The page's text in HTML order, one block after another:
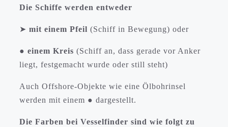
Die Schiffe werden entweder
➤ mit einem Pfeil (Schiff in Bewegung) oder
● einem Kreis (Schiff an, dass gerade vor Anker
liegt, festgemacht wurde oder still steht)
Auch Offshore-Objekte wie eine Ölbohrinsel
werden mit einem ● dargestellt.
Die Farben bei Vesselfinder sind wie folgt zu